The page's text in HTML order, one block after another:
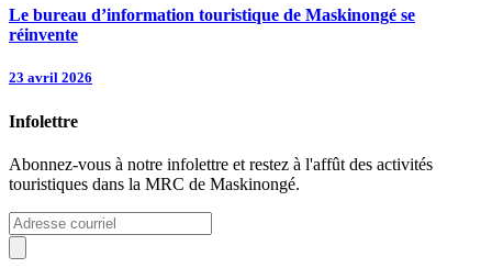
Le bureau d’information touristique de Maskinongé se
réinvente
23 avril 2026
Infolettre
Abonnez-vous à notre infolettre et restez à l'affût des activités
touristiques dans la MRC de Maskinongé.